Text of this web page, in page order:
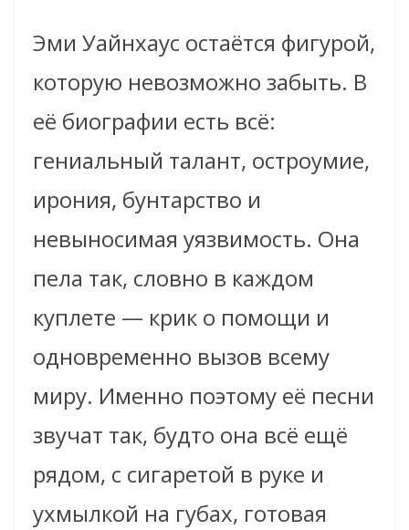
Эми Уайнхаус остаётся фигурой,
которую невозможно забыть. В
её биографии есть всё:
гениальный талант, остроумие,
ирония, бунтарство и
невыносимая уязвимость. Она
пела так, словно в каждом
куплете — крик о помощи и
одновременно вызов всему
миру. Именно поэтому её песни
звучат так, будто она всё ещё
рядом, с сигаретой в руке и
ухмылкой на губах, готовая